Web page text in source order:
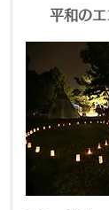
平和の